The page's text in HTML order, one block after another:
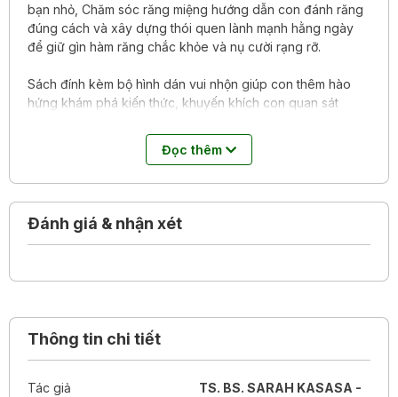
bạn nhỏ, Chăm sóc răng miệng hướng dẫn con đánh răng
đúng cách và xây dựng thói quen lành mạnh hằng ngày
để giữ gìn hàm răng chắc khỏe và nụ cười rạng rỡ.
Sách đính kèm bộ hình dán vui nhộn giúp con thêm hào
hứng khám phá kiến thức, khuyến khích con quan sát
được tầm quan trọng của thói quen chăm sóc răng miệng.
lực của con
Đọc thêm
Đánh giá & nhận xét
Thông tin chi tiết
Tác giả
TS. BS. SARAH KASASA -